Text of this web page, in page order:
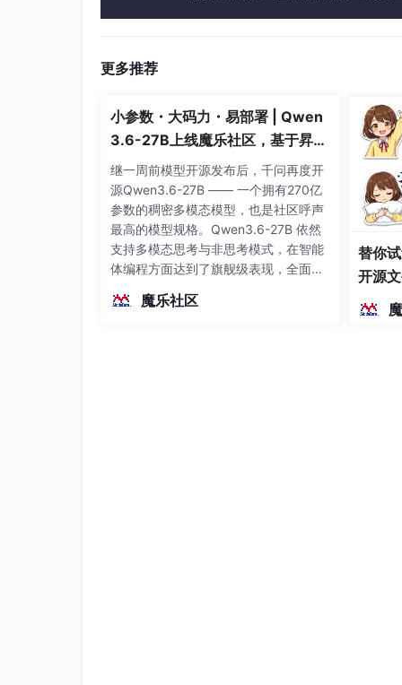
4、如果驱动没有异常，就接着在电脑设置的
更多推荐
小参数・大码力・易部署 | Qwen
3.6-27B上线魔乐社区，基于昇腾
的部署教程来了
继一周前模型开源发布后，千问再度开
源Qwen3.6-27B —— 一个拥有270亿
参数的稠密多模态模型，也是社区呼声
最高的模型规格。Qwen3.6-27B 依然
支持多模态思考与非思考模式，在智能
体编程方面达到了旗舰级表现，全面超
（总参数397B / 激活参数17B的MoE模
魔乐社区
替你
开源
染、